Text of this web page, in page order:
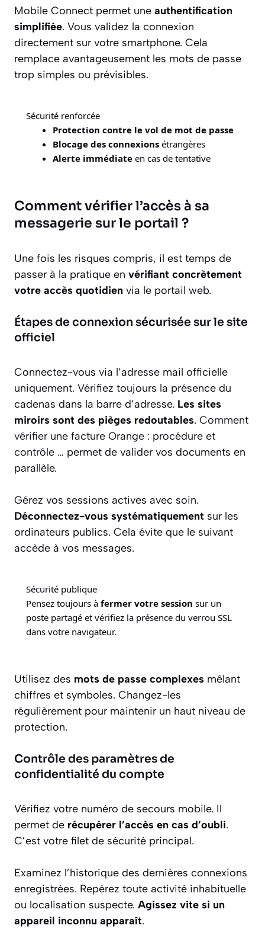
Mobile Connect permet une authentification
simplifiée. Vous validez la connexion
directement sur votre smartphone. Cela
remplace avantageusement les mots de passe
trop simples ou prévisibles.
Sécurité renforcée
Protection contre le vol de mot de passe
Blocage des connexions étrangères
Alerte immédiate en cas de tentative
Comment vérifier l’accès à sa
messagerie sur le portail ?
Une fois les risques compris, il est temps de
passer à la pratique en vérifiant concrètement
votre accès quotidien via le portail web.
Étapes de connexion sécurisée sur le site
officiel
Connectez-vous via l’adresse mail officielle
uniquement. Vérifiez toujours la présence du
cadenas dans la barre d’adresse. Les sites
miroirs sont des pièges redoutables. Comment
vérifier une facture Orange : procédure et
contrôle … permet de valider vos documents en
parallèle.
Gérez vos sessions actives avec soin.
Déconnectez-vous systématiquement sur les
ordinateurs publics. Cela évite que le suivant
accède à vos messages.
Sécurité publique
Pensez toujours à fermer votre session sur un
poste partagé et vérifiez la présence du verrou SSL
dans votre navigateur.
Utilisez des mots de passe complexes mêlant
chiffres et symboles. Changez-les
régulièrement pour maintenir un haut niveau de
protection.
Contrôle des paramètres de
confidentialité du compte
Vérifiez votre numéro de secours mobile. Il
permet de récupérer l’accès en cas d’oubli.
C’est votre filet de sécurité principal.
Examinez l’historique des dernières connexions
enregistrées. Repérez toute activité inhabituelle
ou localisation suspecte. Agissez vite si un
appareil inconnu apparaît.